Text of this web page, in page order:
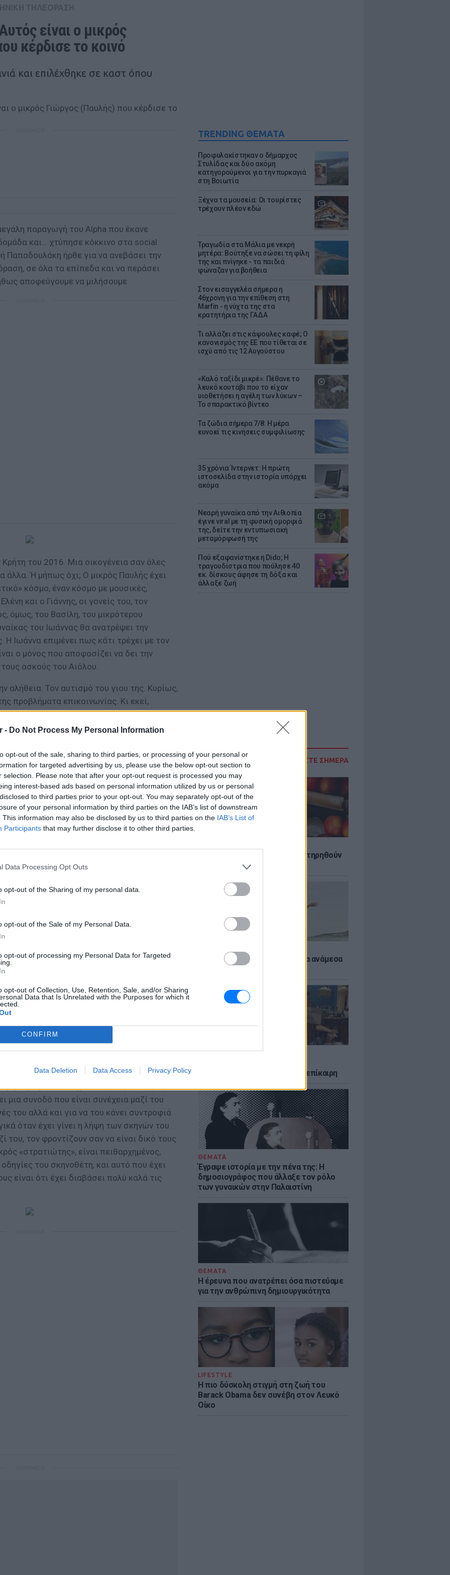
- Do Not Process My Personal Information
opt-out of the sale, sharing to third parties, or processing of your personal or
for targeted advertising by us, please use the below opt-out section to
selection. Please note that after your opt-out request is processed you may
interest-based ads based on personal information utilized by us or personal
to third parties prior to your opt-out. You may separately opt-out of the
of your personal information by third parties on the IAB’s list of downstream
This information may also be disclosed by us to third parties on the IAB’s List of
Participants that may further disclose it to other third parties.
Data Processing Opt Outs
opt-out of the Sharing of my personal data.
opt-out of the Sale of my Personal Data.
opt-out of processing my Personal Data for Targeted
opt-out of Collection, Use, Retention, Sale, and/or Sharing
Data that Is Unrelated with the Purposes for which it
CONFIRM
Data Deletion Data Access Privacy Policy
TRENDING ΘΕΜΑΤΑ
Προφυλακίστηκαν ο δήμαρχος
Στυλίδας και δύο ακόμη
κατηγορούμενοι για την πυρκαγιά
στη Βοιωτία
Ξέχνα τα μουσεία: Οι τουρίστες
τρέχουν πλέον εδώ
Τραγωδία στα Μάλια με νεκρή
μητέρα: Βούτηξε να σώσει τη φίλη
της και πνίγηκε - τα παιδιά
φώναζαν για βοήθεια
Στον εισαγγελέα σήμερα η
46χρονη για την επίθεση στη
Marfin - η νύχτα της στα
κρατητήρια της ΓΑΔΑ
Τι αλλάζει στις κάψουλες καφέ; Ο
κανονισμός της ΕΕ που τίθεται σε
ισχύ από τις 12 Αυγούστου
«Καλό ταξίδι μικρέ»: Πέθανε το
λευκό κουτάβι που το είχαν
υιοθετήσει η αγέλη των λύκων –
Το σπαρακτικό βίντεο
Τα ζώδια σήμερα 7/8: Η μέρα
ευνοεί τις κινήσεις συμφιλίωσης
35 χρόνια Ίντερνετ: Η πρώτη
ιστοσελίδα στην ιστορία υπάρχει
ακόμα
Νεαρή γυναίκα από την Αιθιοπία
έγινε viral με τη φυσική ομορφιά
της, δείτε την εντυπωσιακή
μεταμόρφωσή της
Πού εξαφανίστηκε η Dido; Η
τραγουδίστρια που πούλησε 40
εκ. δίσκους άφησε τη δόξα και
άλλαξε ζωή
ΔΙΑΒΑΣΤΕ ΣΗΜΕΡΑ
6 φρούτα που μπορουν να διατηρηθούν
εκτός ψυγείου το καλοκαίρι
Πώς να αποφύγεις το σύγκαμα ανάμεσα
POP CULTURE
νεοπλουτισμό και παραμένει επίκαιρη
ΘΕΜΑΤΑ
Έγραψε ιστορία με την πένα της: Η
δημοσιογράφος που άλλαξε τον ρόλο
των γυναικών στην Παλαιστίνη
ΘΕΜΑΤΑ
Η έρευνα που ανατρέπει όσα πιστεύαμε
για την ανθρώπινη δημιουργικότητα
LIFESTYLE
Η πιο δύσκολη στιγμή στη ζωή του
Barack Obama δεν συνέβη στον Λευκό
Οίκο
είναι ο μικρός
κέρδισε το κοινό
και επιλέχθηκε σε καστ όπου
παραγωγή του Alpha που έκανε
και… χτύπησε κόκκινο στα social
Παπαδουλάκη ήρθε για να ανεβάσει την
σε όλα τα επίπεδα και να περάσει
αποφεύγουμε να μιλήσουμε.
του 2016. Μια οικογένεια σαν όλες
άλλα. Ή μήπως όχι; Ο μικρός Παυλής έχει
κόσμο, έναν κόσμο με μουσικές,
και ο Γιάννης, οι γονείς του, τον
όμως, του Βασίλη, του μικρότερου
του Ιωάννας θα ανατρέψει την
Η Ιωάννα επιμένει πως κάτι τρέχει με τον
ο μόνος που αποφασίζει να δει την
ασκούς του Αιόλου.
αλήθεια. Τον αυτισμό του γιου της. Κυρίως,
προβλήματα επικοινωνίας. Κι εκεί,
και να αποδεχτεί. Όλοι δοκιμάζονται,
να επαναπροσδιορίσουν το τι
πόση δύναμη θέλει για να αποδεχτείς
η ίδια; Και πώς αυτή η αλλαγή μπορεί να
ΔΙΑΦΗΜΙΣΗ
που έκλεψε τις εντυπώσεις από την
Στεντούμης που υποδύεται τον
από τα Χανιά, έχει έναν αδελφό και
170 παιδιά.
γύρισμα μετά το σχολείο του, για 4 ώρες,
μια συνοδό που είναι συνέχεια μαζί του
του αλλά και για να του κάνει συντροφιά
όταν έχει γίνει η λήψη των σκηνών του.
του, τον φροντίζουν σαν να είναι δικό τους
«στρατιώτης», είναι πειθαρχημένος,
του σκηνοθέτη, και αυτό που έχει
είναι ότι έχει διαβάσει πολύ καλά τις